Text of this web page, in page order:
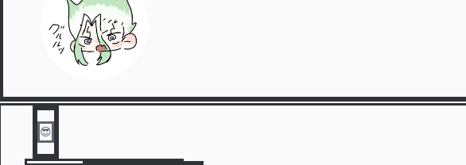
😎